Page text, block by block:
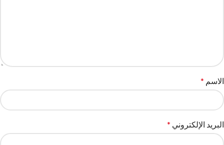
الاسم *
البريد الإلكتروني *